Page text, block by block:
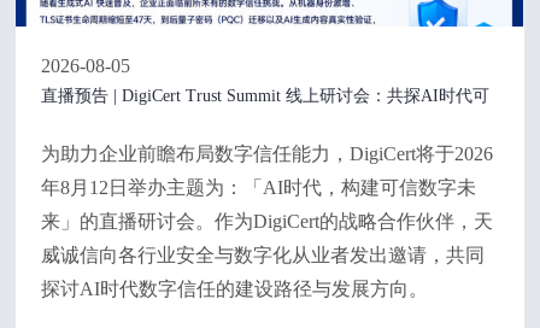
2026-08-05
直播预告 | DigiCert Trust Summit 线上研讨会：共探AI时代可
为助力企业前瞻布局数字信任能力，DigiCert将于2026
年8月12日举办主题为：「AI时代，构建可信数字未
来」的直播研讨会。作为DigiCert的战略合作伙伴，天
威诚信向各行业安全与数字化从业者发出邀请，共同
探讨AI时代数字信任的建设路径与发展方向。